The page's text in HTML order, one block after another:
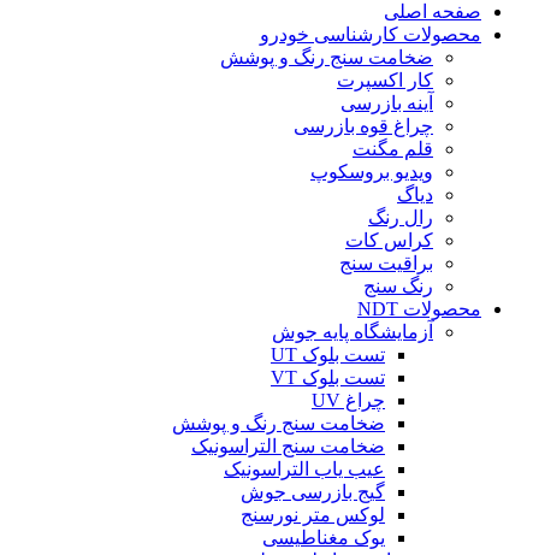
صفحه اصلی
محصولات کارشناسی خودرو
ضخامت سنج رنگ و پوشش
کار اکسپرت
آینه بازرسی
چراغ قوه بازرسی
قلم مگنت
ویدیو بروسکوپ
دیاگ
رال رنگ
کراس کات
براقیت سنج
رنگ سنج
محصولات NDT
آزمایشگاه پایه جوش
تست بلوک UT
تست بلوک VT
چراغ UV
ضخامت سنج رنگ و پوشش
ضخامت سنج التراسونیک
عیب یاب التراسونیک
گیج بازرسی جوش
لوکس متر نورسنج
یوک مغناطیسی